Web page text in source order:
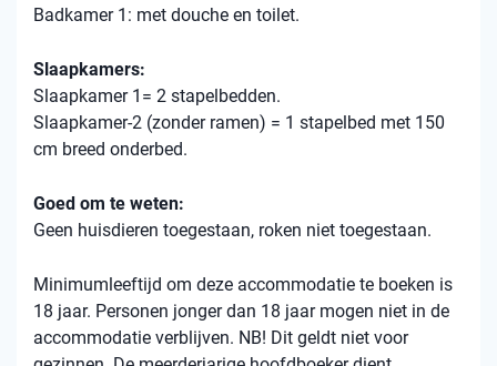
Badkamer 1: met douche en toilet.
Slaapkamers:
Slaapkamer 1= 2 stapelbedden.
Slaapkamer-2 (zonder ramen) = 1 stapelbed met 150
cm breed onderbed.
Goed om te weten:
Geen huisdieren toegestaan, roken niet toegestaan.
Minimumleeftijd om deze accommodatie te boeken is
18 jaar. Personen jonger dan 18 jaar mogen niet in de
accommodatie verblijven. NB! Dit geldt niet voor